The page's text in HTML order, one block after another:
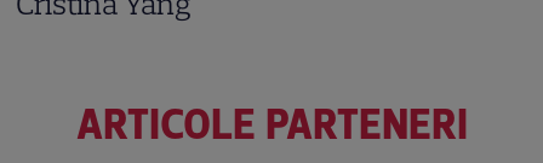
ARTICOLE PARTENERI